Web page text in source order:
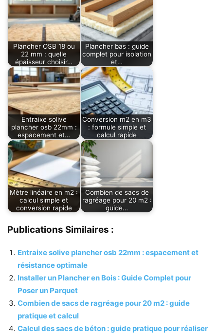
Plancher OSB 18 ou
22 mm : quelle
épaisseur choisir…
Plancher bas : guide
complet pour isolation
et…
Entraixe solive
plancher osb 22mm :
espacement et…
Conversion m2 en m3
: formule simple et
calcul rapide
Mètre linéaire en m2 :
calcul simple et
conversion rapide
Combien de sacs de
ragréage pour 20 m2 :
guide…
Publications Similaires :
Entraixe solive plancher osb 22mm : espacement et
résistance optimale
Installer un Plancher en Bois : Guide Complet pour
Poser un Parquet
Combien de sacs de ragréage pour 20 m2 : guide
pratique et calcul
Calcul des sacs de béton : guide pratique pour réaliser